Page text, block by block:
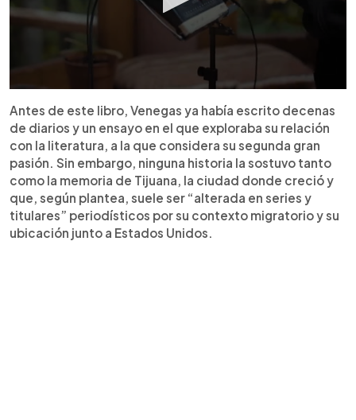
Antes de este libro, Venegas ya había escrito decenas
de diarios y un ensayo en el que exploraba su relación
con la literatura, a la que considera su segunda gran
pasión. Sin embargo, ninguna historia la sostuvo tanto
como la memoria de Tijuana, la ciudad donde creció y
que, según plantea, suele ser “alterada en series y
titulares” periodísticos por su contexto migratorio y su
ubicación junto a Estados Unidos.